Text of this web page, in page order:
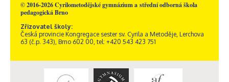
© 2016-2026 Cyrilometodějské gymnázium a střední odborná škola
pedagogická Brno
Zřizovatel školy:
Česká provincie Kongregace sester sv. Cyrila a Metoděje, Lerchova
63 (č.p. 343), Brno 602 00, tel: +420 543 423 751